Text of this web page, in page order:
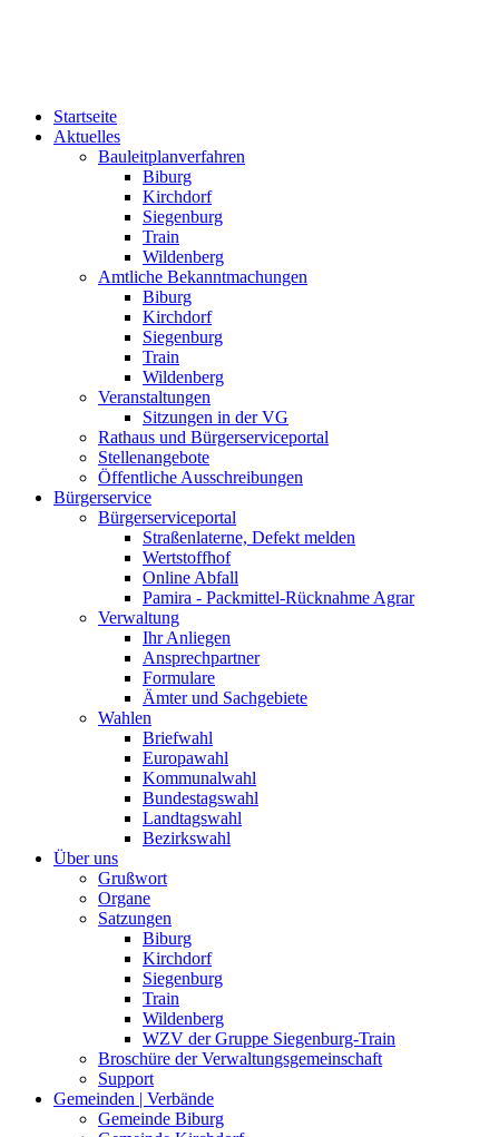
Startseite
Aktuelles
Bauleitplanverfahren
Biburg
Kirchdorf
Siegenburg
Train
Wildenberg
Amtliche Bekanntmachungen
Biburg
Kirchdorf
Siegenburg
Train
Wildenberg
Veranstaltungen
Sitzungen in der VG
Rathaus und Bürgerserviceportal
Stellenangebote
Öffentliche Ausschreibungen
Bürgerservice
Bürgerserviceportal
Straßenlaterne, Defekt melden
Wertstoffhof
Online Abfall
Pamira - Packmittel-Rücknahme Agrar
Verwaltung
Ihr Anliegen
Ansprechpartner
Formulare
Ämter und Sachgebiete
Wahlen
Briefwahl
Europawahl
Kommunalwahl
Bundestagswahl
Landtagswahl
Bezirkswahl
Über uns
Grußwort
Organe
Satzungen
Biburg
Kirchdorf
Siegenburg
Train
Wildenberg
WZV der Gruppe Siegenburg-Train
Broschüre der Verwaltungsgemeinschaft
Support
Gemeinden | Verbände
Gemeinde Biburg